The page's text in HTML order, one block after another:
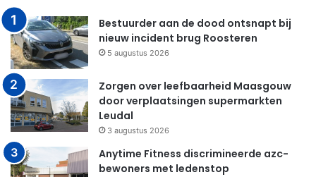
Bestuurder aan de dood ontsnapt bij
nieuw incident brug Roosteren
5 augustus 2026
Zorgen over leefbaarheid Maasgouw
door verplaatsingen supermarkten
Leudal
3 augustus 2026
Anytime Fitness discrimineerde azc-
bewoners met ledenstop